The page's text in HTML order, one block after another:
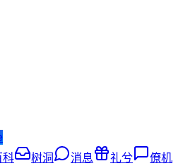
科 树洞 消息 礼兮 僚机